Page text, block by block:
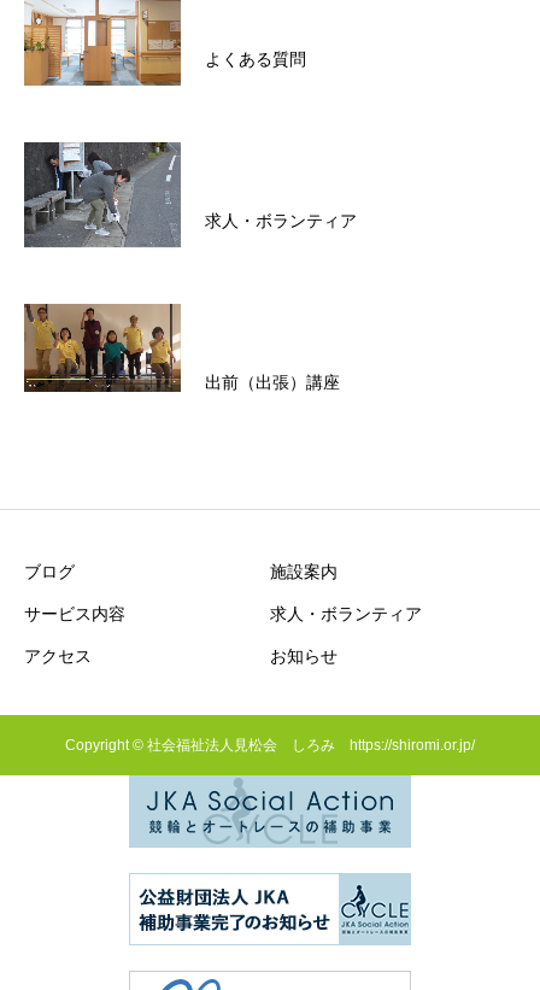
よくある質問
求人・ボランティア
出前（出張）講座
ブログ 施設案内
サービス内容 求人・ボランティア
アクセス お知らせ
Copyright © 社会福祉法人見松会 しろみ https://shiromi.or.jp/